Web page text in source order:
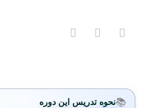
📚نحوه تدریس این دوره